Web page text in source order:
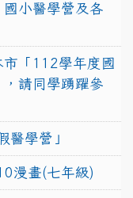
小醫學營及各
「112學年度國
，請同學踴躍參
醫學營」
漫畫(七年級)